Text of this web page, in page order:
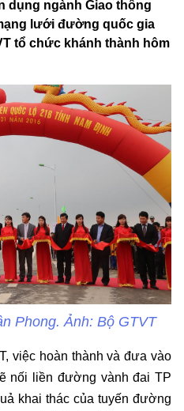
dụng ngành Giao thông
lưới đường quốc gia
tổ chức khánh thành hôm
Phong. Ảnh: Bộ GTVT
việc hoàn thành và đưa vào
nối liền đường vành đai TP
khai thác của tuyến đường